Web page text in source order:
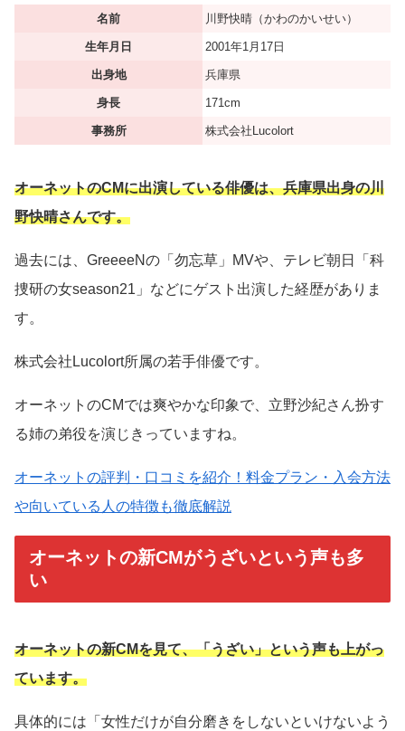
名前 川野快晴（かわのかいせい）
生年月日 2001年1月17日
出身地 兵庫県
身長 171cm
事務所 株式会社Lucolort
オーネットのCMに出演している俳優は、兵庫県出身の川
野快晴さんです。
過去には、GreeeeNの「勿忘草」MVや、テレビ朝日「科
捜研の女season21」などにゲスト出演した経歴がありま
す。
株式会社Lucolort所属の若手俳優です。
オーネットのCMでは爽やかな印象で、立野沙紀さん扮す
る姉の弟役を演じきっていますね。
オーネットの評判・口コミを紹介！料金プラン・入会方法
や向いている人の特徴も徹底解説
オーネットの新CMがうざいという声も多
い
オーネットの新CMを見て、「うざい」という声も上がっ
ています。
具体的には「女性だけが自分磨きをしないといけないよう